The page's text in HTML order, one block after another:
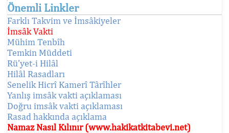
Önemli Linkler
Farklı Takvim ve İmsâkiyeler
İmsâk Vakti
Mühim Tenbîh
Temkin Müddeti
Rü'yet-i Hilâl
Hilâl Rasadları
Senelik Hicrî Kamerî Târîhler
Yanlış imsâk vakti açıklaması
Doğru imsâk vakti açıklaması
Rasad hakkında açıklama
Namaz Nasıl Kılınır (www.hakikatkitabevi.net)